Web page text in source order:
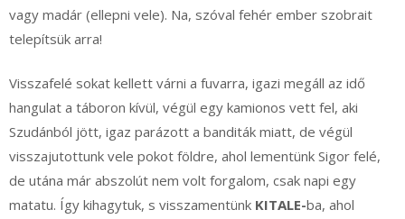
vagy madár (ellepni vele). Na, szóval fehér ember szobrait
telepítsük arra!
Visszafelé sokat kellett várni a fuvarra, igazi megáll az idő
hangulat a táboron kívül, végül egy kamionos vett fel, aki
Szudánból jött, igaz parázott a banditák miatt, de végül
visszajutottunk vele pokot földre, ahol lementünk Sigor felé,
de utána már abszolút nem volt forgalom, csak napi egy
matatu. Így kihagytuk, s visszamentünk KITALE-ba, ahol